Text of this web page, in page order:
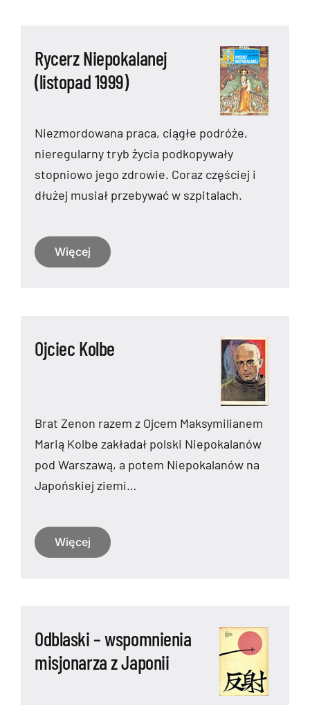
Rycerz Niepokalanej
(listopad 1999)
Niezmordowana praca, ciągłe podróże,
nieregularny tryb życia podkopywały
stopniowo jego zdrowie. Coraz częściej i
dłużej musiał przebywać w szpitalach.
Więcej
Ojciec Kolbe
Brat Zenon razem z Ojcem Maksymilianem
Marią Kolbe zakładał polski Niepokalanów
pod Warszawą, a potem Niepokalanów na
Japońskiej ziemi…
Więcej
Odblaski – wspomnienia
misjonarza z Japonii